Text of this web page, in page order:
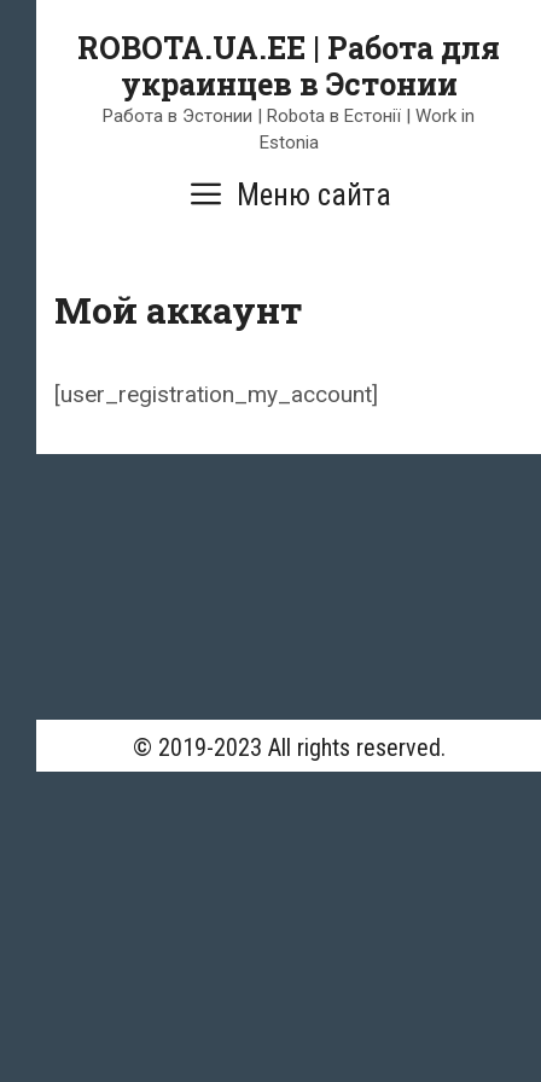
ROBOTA.UA.EE | Работа для
украинцев в Эстонии
Работа в Эстонии | Robota в Естонії | Work in
Estonia
Меню сайта
Мой аккаунт
[user_registration_my_account]
© 2019-2023 All rights reserved.